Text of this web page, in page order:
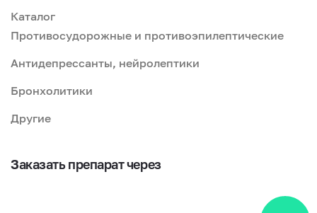
Каталог
Противосудорожные и противоэпилептические
Антидепрессанты, нейролептики
Бронхолитики
Другие
Заказать препарат через